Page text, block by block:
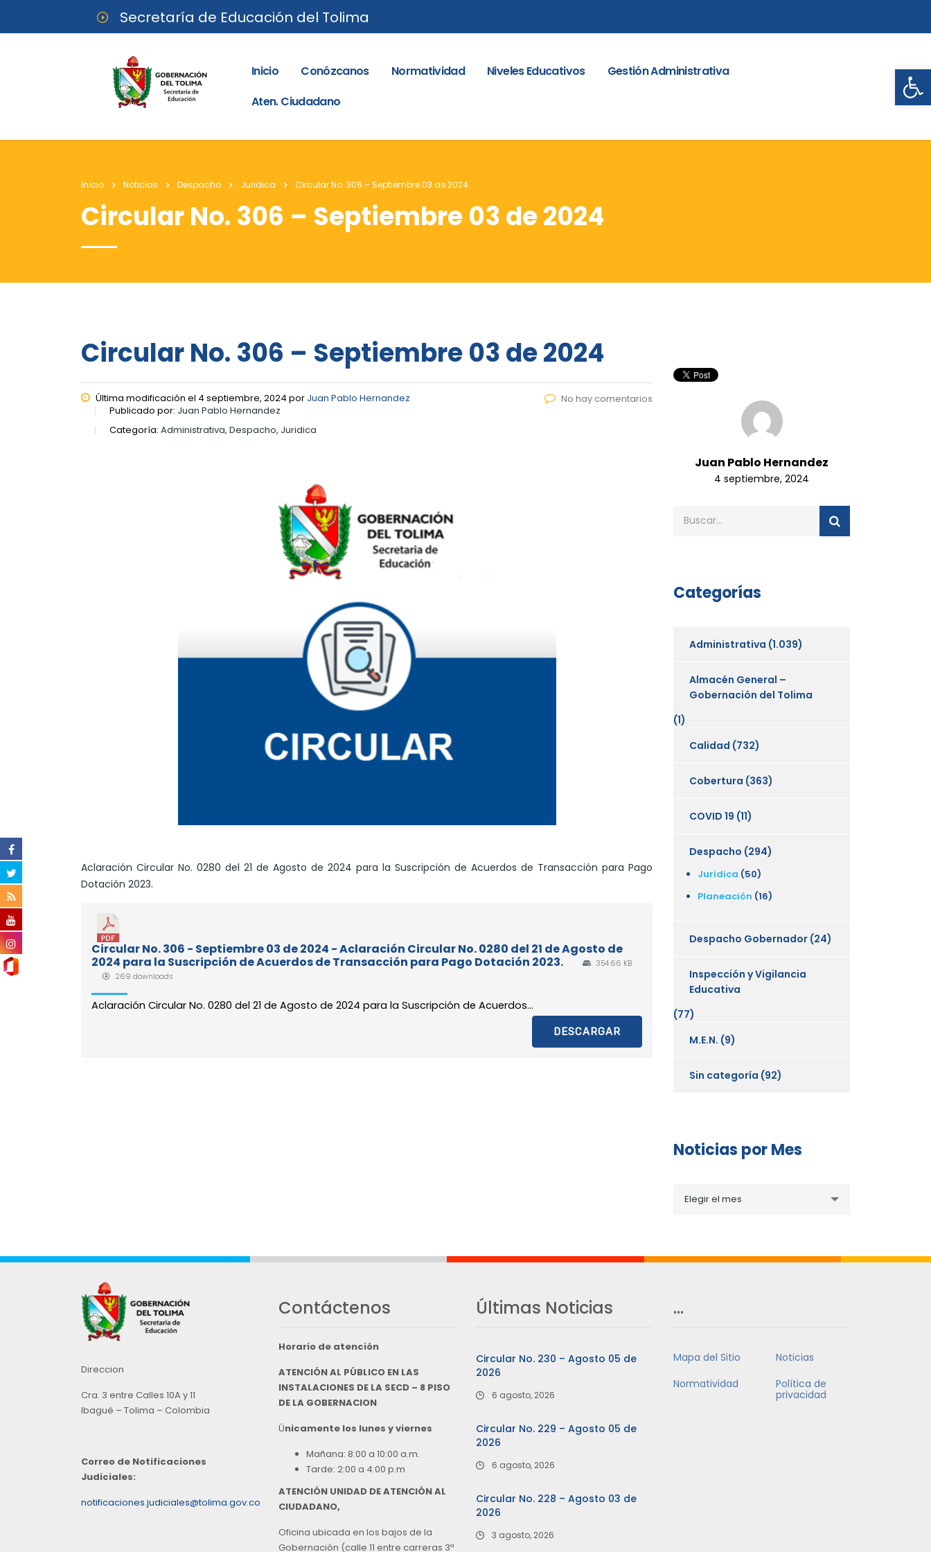
Secretaría de Educación del Tolima
Inicio Conózcanos Normatividad Niveles Educativos
Gestión Administrativa
Aten. Ciudadano
Inicio Noticias Despacho Juridica Circular No. 306 – Septiembre 03 de 2024
Circular No. 306 – Septiembre 03 de 2024
Circular No. 306 – Septiembre 03 de 2024
Última modificación el 4 septiembre, 2024 por Juan Pablo Hernandez
Publicado por: Juan Pablo Hernandez
Categoría: Administrativa, Despacho, Juridica
No hay comentarios
Aclaración Circular No. 0280 del 21 de Agosto de 2024 para la Suscripción de Acuerdos de Transacción para Pago
Dotación 2023.
Circular No. 306 - Septiembre 03 de 2024 - Aclaración Circular No. 0280 del 21 de Agosto de
2024 para la Suscripción de Acuerdos de Transacción para Pago Dotación 2023.
354.66 KB
269 downloads
Aclaración Circular No. 0280 del 21 de Agosto de 2024 para la Suscripción de Acuerdos...
DESCARGAR
Juan Pablo Hernandez
4 septiembre, 2024
Categorías
Administrativa (1.039)
Almacén General –
Gobernación del Tolima
(1)
Calidad (732)
Cobertura (363)
COVID 19 (11)
Despacho (294)
Juridica (50)
Planeación (16)
Despacho Gobernador (24)
Inspección y Vigilancia
Educativa
(77)
M.E.N. (9)
Sin categoría (92)
Noticias por Mes
porElegir el mes
Direccion
Cra. 3 entre Calles 10A y 11
Ibagué – Tolima – Colombia
Correo de Notificaciones
Judiciales:
notificaciones.judiciales@tolima.gov.co
Contáctenos
Horario de atención
ATENCIÓN AL PÚBLICO EN LAS
INSTALACIONES DE LA SECD – 8 PISO
DE LA GOBERNACION
Únicamente los lunes y viernes
Mañana: 8:00 a 10:00 a.m.
Tarde: 2:00 a 4:00 p.m
ATENCIÓN UNIDAD DE ATENCIÓN AL
CIUDADANO,
Oficina ubicada en los bajos de la
Gobernación (calle 11 entre carreras 3ª
Últimas Noticias
Circular No. 230 – Agosto 05 de
2026
6 agosto, 2026
Circular No. 229 – Agosto 05 de
2026
6 agosto, 2026
Circular No. 228 – Agosto 03 de
2026
3 agosto, 2026
…
Mapa del Sitio
Noticias
Normatividad
Política de
privacidad